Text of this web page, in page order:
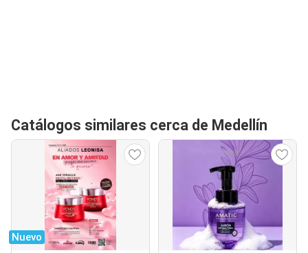
Catálogos similares cerca de Medellín
Nuevo